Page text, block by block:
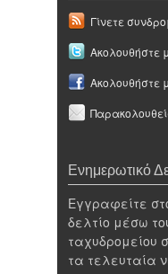
Γίνετε
Ακολουθήστε
Ακολουθήστε
Ενημερωτικό
Εγγραφείτε
δελτίο μέσω
ταχυδρομείου
τα τελευταία